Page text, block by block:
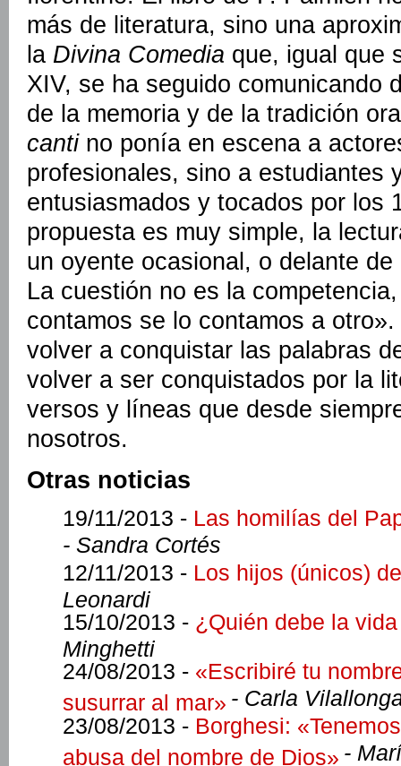
más de literatura, sino una
la Divina Comedia que, igual que
XIV, se ha seguido comunicando
de la memoria y de la tradición
cantino ponía en escena a
profesionales, sino a estudiantes
entusiasmados y tocados por los
propuesta es muy simple, la
un oyente ocasional, o delante
La cuestión no es la
contamos se lo contamos a
volver a conquistar las palabras
volver a ser conquistados por la
versos y líneas que desde
nosotros.
Otras noticias
19/11/2013 - Las homilías del
- Sandra Cortés
12/11/2013 - Los hijos (únicos)
Leonardi
15/10/2013 - ¿Quién debe la
Minghetti
24/08/2013 - «Escribiré tu
susurrar al mar» - Carla
23/08/2013 - Borghesi:
abusa del nombre de Dios» -